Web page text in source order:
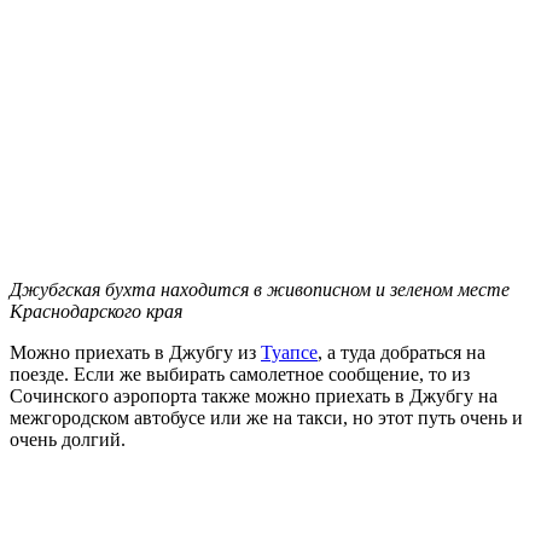
Джубгская бухта находится в живописном и зеленом месте
Краснодарского края
Можно приехать в Джубгу из Туапсе, а туда добраться на
поезде. Если же выбирать самолетное сообщение, то из
Сочинского аэропорта также можно приехать в Джубгу на
межгородском автобусе или же на такси, но этот путь очень и
очень долгий.